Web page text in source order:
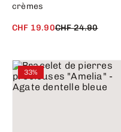
crèmes
CHF 19.90CHF 24.90
33%